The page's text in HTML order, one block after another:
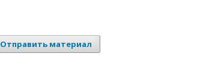
Отправить материал